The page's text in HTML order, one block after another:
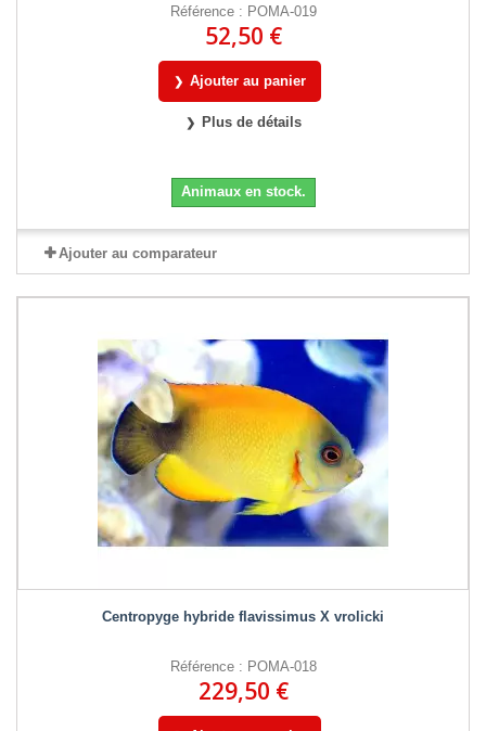
Référence : POMA-019
52,50 €
Ajouter au panier
Plus de détails
Animaux en stock.
Ajouter au comparateur
Centropyge hybride flavissimus X vrolicki
Référence : POMA-018
229,50 €